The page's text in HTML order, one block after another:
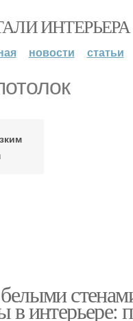
ИНТЕРЬЕРА
новости статьи
в интерьере: